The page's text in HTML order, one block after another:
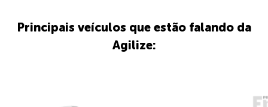
Principais veículos que estão falando da
Agilize: